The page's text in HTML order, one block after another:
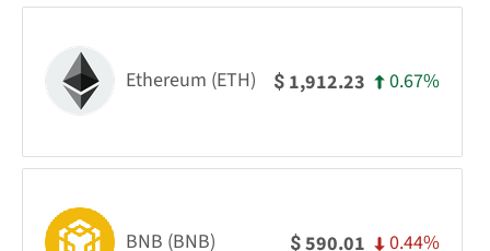
Ethereum (ETH) $ 1,912.23 0.67%
BNB (BNB) $590.01 0.44%